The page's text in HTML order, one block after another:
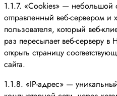
1.1.7. «Cookies» — небольшой
отправленный веб-сервером
пользователя, который веб-
раз пересылает веб-серверу в
открыть страницу
сайта.
1.1.8. «IP-адрес» —